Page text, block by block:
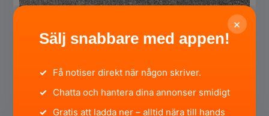
Uppsala län, Enköping · för 2 dagar sedan
545 000 SEK
×
Sälj snabbare med appen!
✓ Få notiser direkt när någon skriver.
✓ Chatta och hantera dina annonser smidigt
✓ Gratis att ladda ner – alltid nära till hands